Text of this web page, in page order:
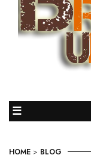
☰
HOME > BLOG